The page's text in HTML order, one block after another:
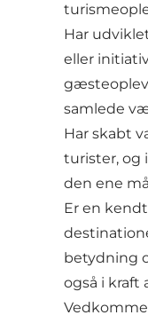
Har
eller
samlede
Har skabt
turister, og
den ene
Er en
betydning
også i kraft